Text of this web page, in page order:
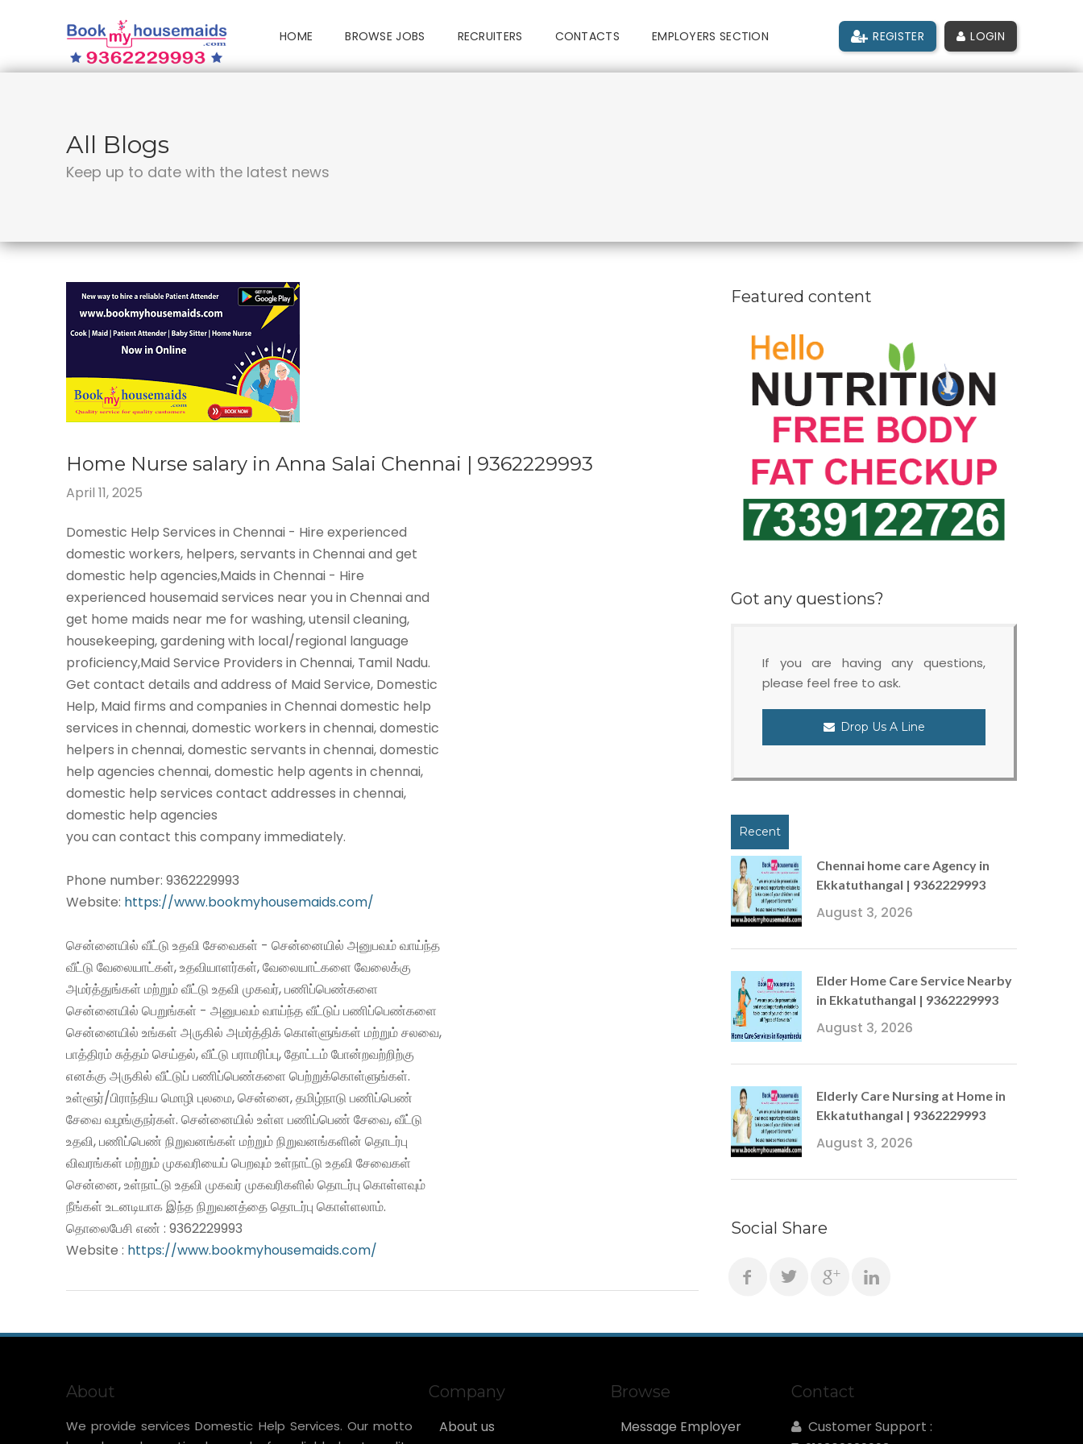
HOME BROWSE JOBS RECRUITERS CONTACTS EMPLOYERS SECTION REGISTER LOGIN
All Blogs
Keep up to date with the latest news
Home Nurse salary in Anna Salai Chennai | 9362229993
April 11, 2025
Domestic Help Services in Chennai - Hire experienced
domestic workers, helpers, servants in Chennai and get
domestic help agencies,Maids in Chennai - Hire
experienced housemaid services near you in Chennai and
get home maids near me for washing, utensil cleaning,
housekeeping, gardening with local/regional language
proficiency,Maid Service Providers in Chennai, Tamil Nadu.
Get contact details and address of Maid Service, Domestic
Help, Maid firms and companies in Chennai domestic help
services in chennai, domestic workers in chennai, domestic
helpers in chennai, domestic servants in chennai, domestic
help agencies chennai, domestic help agents in chennai,
domestic help services contact addresses in chennai,
domestic help agencies
you can contact this company immediately.
Phone number: 9362229993
Website: https://www.bookmyhousemaids.com/
சென்னையில் வீட்டு உதவி சேவைகள் - சென்னையில் அனுபவம் வாய்ந்த
வீட்டு வேலையாட்கள், உதவியாளர்கள், வேலையாட்களை வேலைக்கு
அமர்த்துங்கள் மற்றும் வீட்டு உதவி முகவர், பணிப்பெண்களை
சென்னையில் பெறுங்கள் - அனுபவம் வாய்ந்த வீட்டுப் பணிப்பெண்களை
சென்னையில் உங்கள் அருகில் அமர்த்திக் கொள்ளுங்கள் மற்றும் சலவை,
பாத்திரம் சுத்தம் செய்தல், வீட்டு பராமரிப்பு, தோட்டம் போன்றவற்றிற்கு
எனக்கு அருகில் வீட்டுப் பணிப்பெண்களை பெற்றுக்கொள்ளுங்கள்.
உள்ளூர்/பிராந்திய மொழி புலமை, சென்னை, தமிழ்நாடு பணிப்பெண்
சேவை வழங்குநர்கள். சென்னையில் உள்ள பணிப்பெண் சேவை, வீட்டு
உதவி, பணிப்பெண் நிறுவனங்கள் மற்றும் நிறுவனங்களின் தொடர்பு
விவரங்கள் மற்றும் முகவரியைப் பெறவும் உள்நாட்டு உதவி சேவைகள்
சென்னை, உள்நாட்டு உதவி முகவர் முகவரிகளில் தொடர்பு கொள்ளவும்
நீங்கள் உடனடியாக இந்த நிறுவனத்தை தொடர்பு கொள்ளலாம்.
தொலைபேசி எண் : 9362229993
Website : https://www.bookmyhousemaids.com/
Featured content
Got any questions?
If you are having any questions,
please feel free to ask.
Drop Us A Line
Recent
Chennai home care Agency in
Ekkatuthangal | 9362229993
August 3, 2026
Elder Home Care Service Nearby
in Ekkatuthangal | 9362229993
August 3, 2026
Elderly Care Nursing at Home in
Ekkatuthangal | 9362229993
August 3, 2026
Social Share
About
We provide services Domestic Help Services. Our motto
Company
About us
Browse
Message Employer
Contact
Customer Support :